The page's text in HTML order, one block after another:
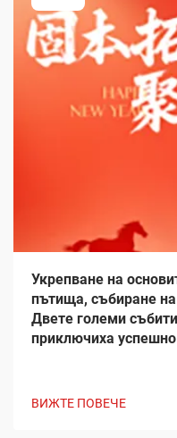
Укрепване на
пътища, събиране
Двете големи
приключиха успешно
ВИЖТЕ ПОВЕЧЕ